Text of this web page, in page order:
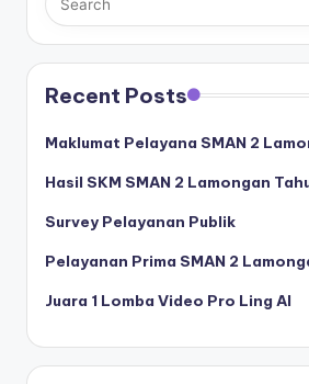
Recent Posts
Maklumat Pelayana SMAN 2
Hasil SKM SMAN 2 Lamongan
Survey Pelayanan Publik
Pelayanan Prima SMAN 2
Juara 1 Lomba Video Pro Ling AI